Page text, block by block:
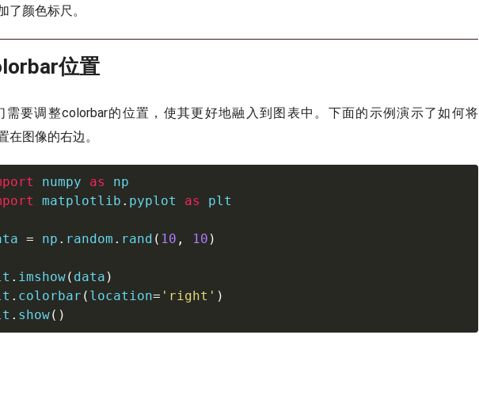
了颜色标尺。
位置
需要调整colorbar的位置，使其更好地融入到图表中。下面的示例演示了如何将
在图像的右边。
numpy as
matplotlib . pyplot as plt
= np . random . rand ( 10 , 10 )
. imshow( data )
. colorbar ( location= 'right' )
. show( )